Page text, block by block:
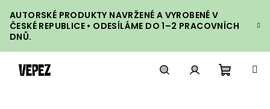
na
obsah
AUTORSKÉ PRODUKTY NAVRŽENÉ A VYROBENÉ V
ČESKÉ REPUBLICE • ODESÍLÁME DO 1–2 PRACOVNÍCH
DNŮ.